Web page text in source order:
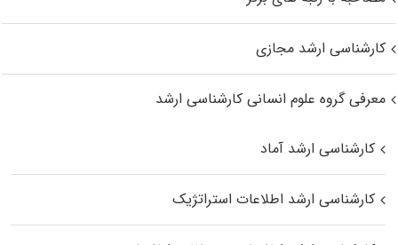
کارشناسی ارشد مجازی
معرفی گروه علوم انسانی کارشناسی ارشد
کارشناسی ارشد آماد
کارشناسی ارشد اطلاعات استراتژیک